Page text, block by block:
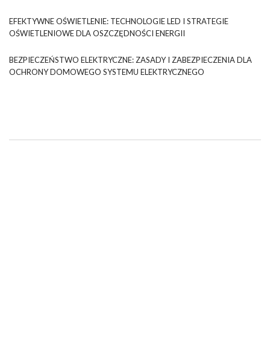
EFEKTYWNE OŚWIETLENIE: TECHNOLOGIE LED I STRATEGIE
OŚWIETLENIOWE DLA OSZCZĘDNOŚCI ENERGII
BEZPIECZEŃSTWO ELEKTRYCZNE: ZASADY I ZABEZPIECZENIA DLA
OCHRONY DOMOWEGO SYSTEMU ELEKTRYCZNEGO